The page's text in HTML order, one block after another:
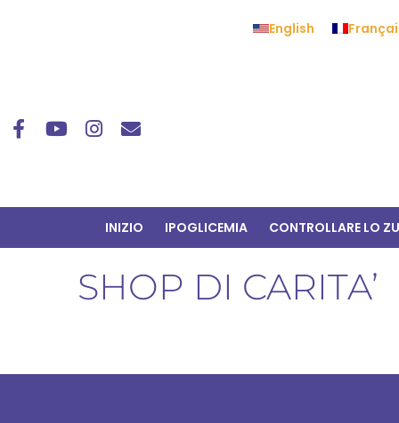
English
INIZIO IPOGLICEMIA CONTROLLARE LO
SHOP DI CARITA’